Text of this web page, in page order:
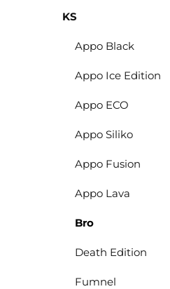
KS
Appo Black
Appo Ice Edition
Appo ECO
Appo Siliko
Appo Fusion
Appo Lava
Bro
Death Edition
Fumnel